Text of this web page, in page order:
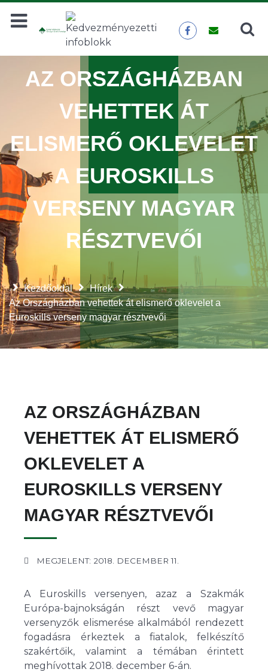
Keresés KERESÉS
Kezdőoldal
Hírek
Az Országházban vehettek át elismerő oklevelet a
Euroskills verseny magyar résztvevői
AZ ORSZÁGHÁZBAN
VEHETTEK ÁT
ELISMERŐ OKLEVELET
A EUROSKILLS
VERSENY MAGYAR
RÉSZTVEVŐI
AZ ORSZÁGHÁZBAN
VEHETTEK ÁT ELISMERŐ
OKLEVELET A
EUROSKILLS VERSENY
MAGYAR RÉSZTVEVŐI
MEGJELENT: 2018. DECEMBER 11.
A Euroskills versenyen, azaz a Szakmák
Európa-bajnokságán részt vevő magyar
versenyzők elismerése alkalmából rendezett
fogadásra érkeztek a fiatalok, felkészítő
szakértőik, valamint a témában érintett
meghívottak 2018. december 6-án.